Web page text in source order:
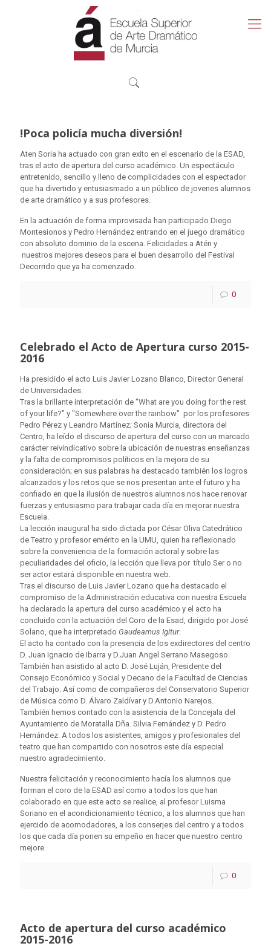
!Poca policía mucha diversión!
Aten Soria ha actuado con gran exito en el escenario de la ESAD,
tras el acto de apertura del curso académico. Un espectáculo
entretenido, sencillo y lleno de complicidades con el espectador
que ha divertido y entusiasmado a un público de jovenes alumnos
de arte dramático y a sus profesores.
En la actuación de forma improvisada han participado Diego
Montesionos y Pedro Hernández entrando en el juego dramático
con absoluto dominio de la escena. Felicidades a Atén y
nuestros mejores deseos para el buen desarrollo del Festival
Decorrido que ya ha comenzado.
0
Celebrado el Acto de Apertura curso 2015-
2016
Ha presidido el acto Luis Javier Lozano Blanco, Director General
de Universidades.
Tras la brillante interpretación de "What are you doing for the rest
of your life?" y "Somewhere over the rainbow" por los profesores
Pedro Pérez y Leandro Martínez; Sonia Murcia, directora del
Centro, ha leído el discurso de apertura del curso con un marcado
carácter reivindicativo sobre la ubicación de nuestras enseñanzas
y la falta de compromisos políticos en la mejora de su
consideración; en sus palabras ha destacado también los logros
alcanzados y los retos que se nos presentan ante el futuro y ha
confiado en que la ilusión de nuestros alumnos nos hace renovar
fuerzas y entusiasmo para trabajar cada día en mejorar nuestra
Escuela.
La lección inaugural ha sido dictada por César Oliva Catedrático
de Teatro y profesor emérito en la UMU, quien ha reflexionado
sobre la conveniencia de la formación actoral y sobre las
peculiaridades del oficio, la lección que lleva por título Ser o no
ser actor estará disponible en nuestra web.
Tras el discurso de Luis Javier Lozano que ha destacado el
compromiso de la Administración educativa con nuestra Escuela
ha declarado la apertura del curso académico y el acto ha
concluido con la actuación del Coro de la Esad, dirigido por José
Solano, que ha interpretado Gaudeamus Igitur.
El acto ha contado con la presencia de los exdirectores del centro
D. Juan Ignacio de Ibarra y D.Juan Angel Serrano Masegoso.
También han asistido al acto D. José Luján, Presidente del
Consejo Económico y Social y Decano de la Facultad de Ciencias
del Trabajo. Así como de compañeros del Conservatorio Superior
de Música como D. Álvaro Zaldívar y D.Antonio Narejos.
También hemos contado con la asistencia de la Concejala del
Ayuntamiento de Moratalla Dña. Silvia Fernández y D. Pedro
Hernández. A todos los asistentes, amigos y profesionales del
teatro que han compartido con nosotros este día especial
nuestro agradecimiento.
Nuestra felicitación y reconocimiento hacía los alumnos que
forman el coro de la ESAD así como a todos los que han
colaborado en que este acto se realice, al profesor Luisma
Soriano en el acondicionamiento técnico, a los alumnos que han
ejercido de acomodadores, a los conserjes del centro y a todos
los que cada día ponen su empeño en hacer que nuestro centro
mejore.
0
Acto de apertura del curso académico
2015-2016